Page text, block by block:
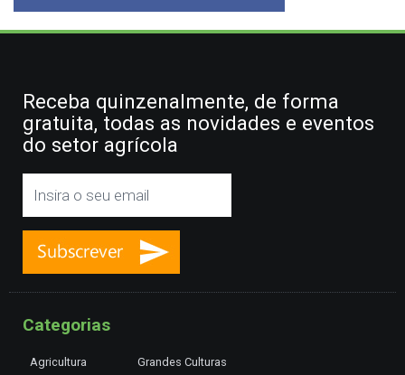
Receba quinzenalmente, de forma
gratuita, todas as novidades e eventos
do setor agrícola
Categorias
Agricultura
Grandes Culturas